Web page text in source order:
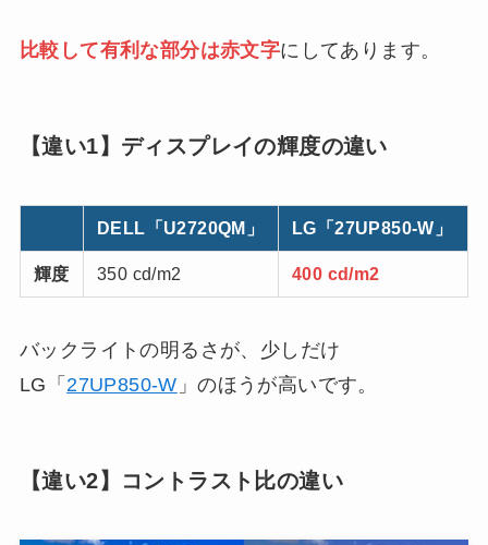
比較して有利な部分は赤文字にしてあります。
【違い1】ディスプレイの輝度の違い
DELL「U2720QM」 LG「27UP850-W」
輝度 350 cd/m2 400 cd/m2
バックライトの明るさが、少しだけ
LG「 27UP850-W 」のほうが高いです。
【違い2】コントラスト比の違い